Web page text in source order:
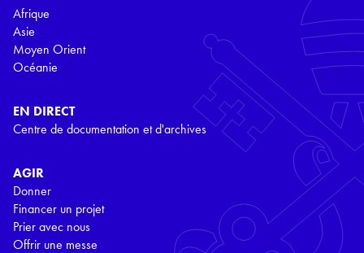
Afrique
Asie
Moyen Orient
Océanie
EN DIRECT
Centre de documentation et d'archives
AGIR
Donner
Financer un projet
Prier avec nous
Offrir une messe